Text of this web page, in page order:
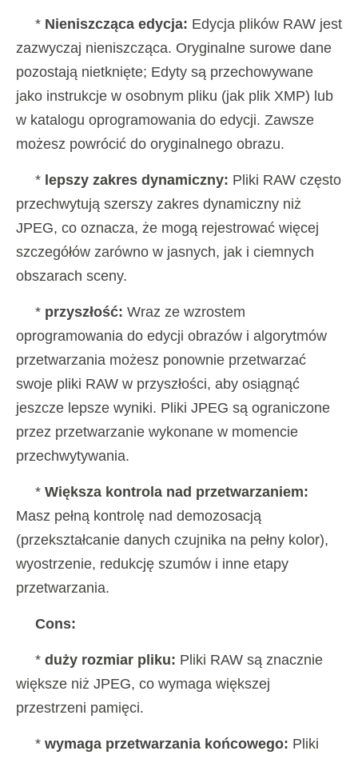
* Nieniszcząca edycja: Edycja plików RAW jest
zazwyczaj nieniszcząca. Oryginalne surowe dane
pozostają nietknięte; Edyty są przechowywane
jako instrukcje w osobnym pliku (jak plik XMP) lub
w katalogu oprogramowania do edycji. Zawsze
możesz powrócić do oryginalnego obrazu.
* lepszy zakres dynamiczny: Pliki RAW często
przechwytują szerszy zakres dynamiczny niż
JPEG, co oznacza, że ​​mogą rejestrować więcej
szczegółów zarówno w jasnych, jak i ciemnych
obszarach sceny.
* przyszłość: Wraz ze wzrostem
oprogramowania do edycji obrazów i algorytmów
przetwarzania możesz ponownie przetwarzać
swoje pliki RAW w przyszłości, aby osiągnąć
jeszcze lepsze wyniki. Pliki JPEG są ograniczone
przez przetwarzanie wykonane w momencie
przechwytywania.
* Większa kontrola nad przetwarzaniem:
Masz pełną kontrolę nad demozosacją
(przekształcanie danych czujnika na pełny kolor),
wyostrzenie, redukcję szumów i inne etapy
przetwarzania.
Cons:
* duży rozmiar pliku: Pliki RAW są znacznie
większe niż JPEG, co wymaga większej
przestrzeni pamięci.
* wymaga przetwarzania końcowego: Pliki